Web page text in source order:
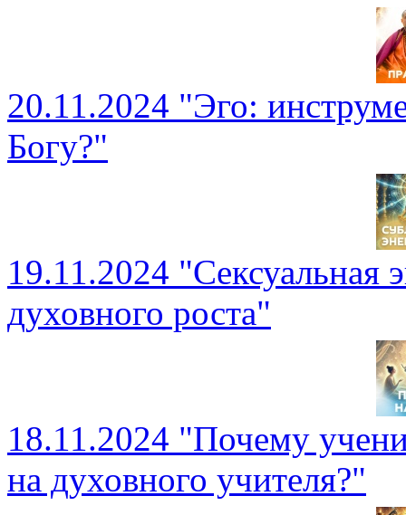
20.11.2024 "Эго:
Богу?"
19.11.2024 "Сексуальная
духовного роста"
18.11.2024 "Почему
на духовного учителя?"